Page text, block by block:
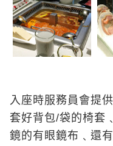
入座時服務員會提
套好背包/袋的椅套
鏡的有眼鏡布﹑還